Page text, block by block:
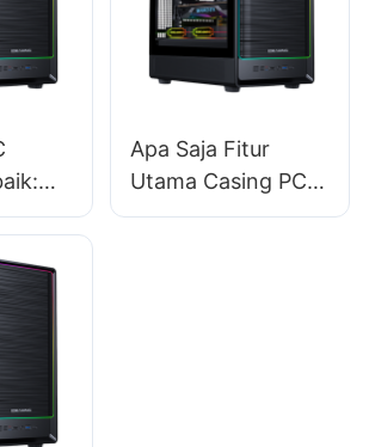
Apa Saja Fitur
Utama Casing PC
Gaming Berkinerja